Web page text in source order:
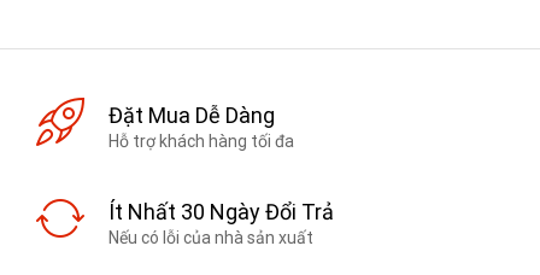
Đặt Mua Dễ Dàng
Hỗ trợ khách hàng tối đa
Ít Nhất 30 Ngày Đổi Trả
Nếu có lỗi của nhà sản xuất